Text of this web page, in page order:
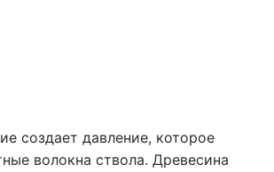
создает давление, которое
волокна ствола. Древесина